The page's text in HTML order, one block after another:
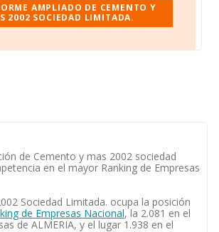
AMPLIADO DE CEMENTO Y
2002 SOCIEDAD LIMITADA.
de Cemento y mas 2002 sociedad
en el mayor Ranking de Empresas
Sociedad Limitada. ocupa la posición
de Empresas Nacional, la 2.081 en el
de ALMERIA, y el lugar 1.938 en el